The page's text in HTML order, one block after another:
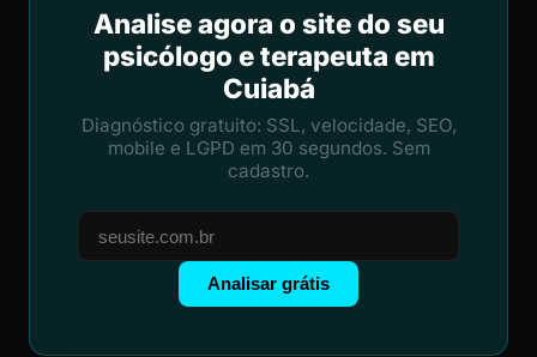
Analise agora o site do seu
psicólogo e terapeuta em
Cuiabá
Diagnóstico gratuito: SSL, velocidade, SEO,
mobile e LGPD em 30 segundos. Sem
cadastro.
Analisar grátis